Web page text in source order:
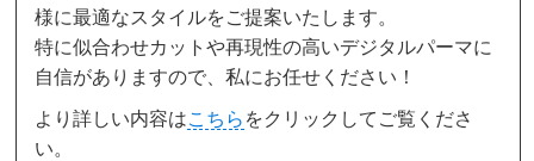
様に最適なスタイルをご提案いたします。
特に似合わせカットや再現性の高いデジタルパーマに
自信がありますので、私にお任せください！
より詳しい内容はこちら をクリックしてご覧くださ
い。